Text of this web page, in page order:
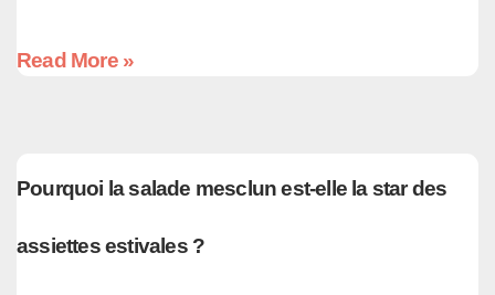
Read More »
Pourquoi la salade mesclun est-elle la star des
assiettes estivales ?